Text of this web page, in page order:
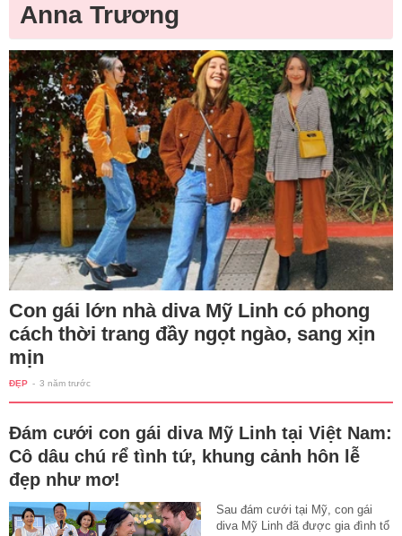
Anna Trương
Con gái lớn nhà diva Mỹ Linh có phong
cách thời trang đầy ngọt ngào, sang xịn
mịn
ĐẸP - 3 năm trước
Đám cưới con gái diva Mỹ Linh tại Việt Nam:
Cô dâu chú rể tình tứ, khung cảnh hôn lễ
đẹp như mơ!
Sau đám cưới tại Mỹ, con gái
diva Mỹ Linh đã được gia đình tổ